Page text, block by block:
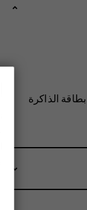
الذاكرة